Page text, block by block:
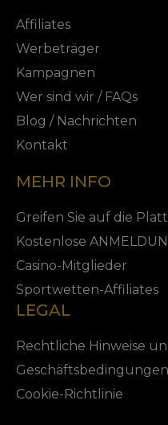
Affiliates
Werbeträger
Kampagnen
Wer sind wir / FAQs
Blog / Nachrichten
Kontakt
MEHR INFO
Greifen Sie auf die
Kostenlose
Casino-Mitglieder
Sportwetten-Affiliates
LEGAL
Rechtliche Hinweise
Geschäftsbedingungen
Cookie-Richtlinie